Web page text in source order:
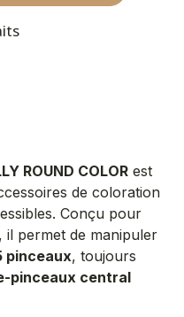
ROUND COLOR est
de coloration
Conçu pour
, il permet de manipuler
pinceaux, toujours
pinceaux central